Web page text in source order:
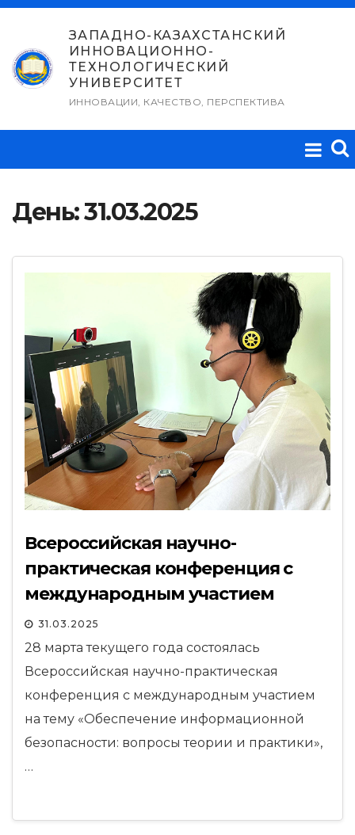
Перейти
содержимому
ЗАПАДНО-КАЗАХСТАНСКИЙ
ИННОВАЦИОННО-
ТЕХНОЛОГИЧЕСКИЙ
УНИВЕРСИТЕТ
ИННОВАЦИИ, КАЧЕСТВО, ПЕРСПЕКТИВА
День:31.03.2025
Всероссийская научно-
практическая конференция с
международным участием
31.03.2025
28 марта текущего года состоялась
Всероссийская научно-практическая
конференция с международным участием
на тему «Обеспечение информационной
безопасности: вопросы теории и практики»,
…